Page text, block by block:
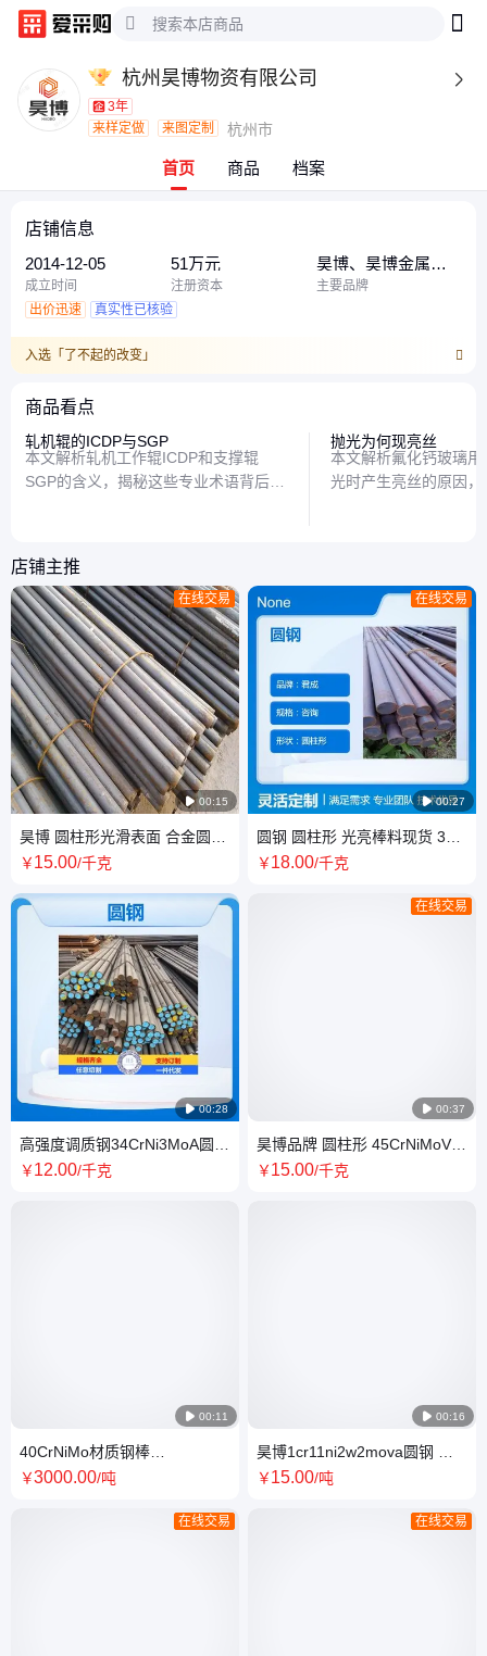
杭州昊博物资有限公司 
3年
来样定做
来图定制 杭州市
首页 商品 档案
店铺信息
2014-12-05
成立时间
51万元
注册资本
昊博、昊博金属、
昊博冶建、无锡市
昊博金属
主要品牌
出价迅速
真实性已核验
入选「了不起的改变」
商品看点
轧机辊的ICDP与SGP
本文解析轧机工作辊ICDP和支撑辊
SGP的含义，揭秘这些专业术语背后的
抛光为何现亮丝
本文解析氟化钙玻璃
光时产生亮丝的原因
店铺主推
 00:15
在线交易
昊博 圆柱形光滑表面 合金圆钢
12L14易切削钢 定制规格
￥15.00/千克
 00:28
高强度调质钢34CrNi3MoA圆钢
锻件 34CrNi3Mo棒材规格齐全
￥12.00/千克
 00:11
40CrNiMo材质钢棒
40CrNiMoA圆钢保证材质高强
￥3000.00/吨
在线交易
 00:27
在线交易
圆钢 圆柱形 光亮棒料现货 304
316L不锈钢圆 钢扁钢 可切割
￥18.00/千克
 00:37
在线交易
昊博品牌 圆柱形 45CrNiMoVA
圆钢批发 航空用高强度合结钢
￥15.00/千克
 00:16
昊博1cr11ni2w2mova圆钢 圆
柱形 切割加工 材质保终身 送货
￥15.00/吨
在线交易